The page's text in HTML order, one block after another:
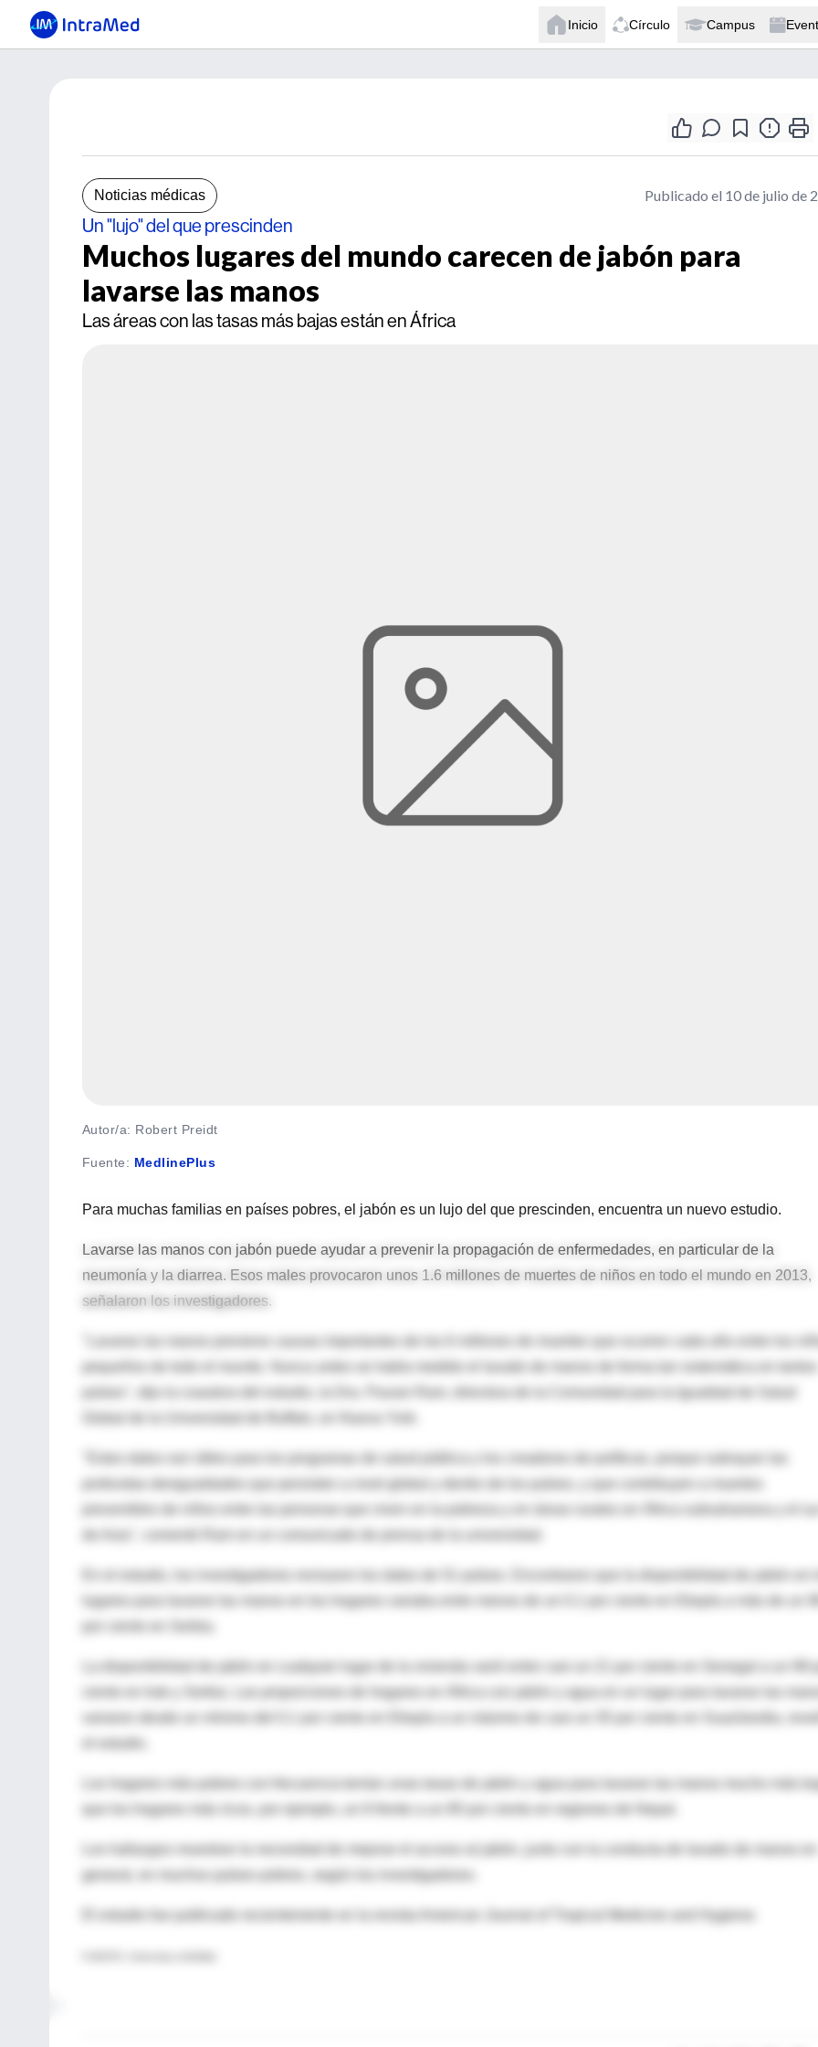
Inicio Círculo Campus
Noticias médicas Publicado el 10 de julio de
Un "lujo" del que prescinden
Muchos lugares del mundo carecen de jabón para
lavarse las manos
Las áreas con las tasas más bajas están en África
Autor/a: Robert Preidt
Fuente: MedlinePlus
Para muchas familias en países pobres, el jabón es un lujo del que prescinden, encuentra un nuevo estudio.
Lavarse las manos con jabón puede ayudar a prevenir la propagación de enfermedades, en particular de la
neumonía y la diarrea. Esos males provocaron unos 1.6 millones de muertes de niños en todo el mundo en 2013,
señalaron los investigadores.
"Lavarse las manos previene causas importantes de los 6 millones de muertes que ocurren cada año entre los
pequeños de todo el mundo. Nunca antes se había medido el lavado de manos de forma tan sistemática en tantos
países", dijo la coautora del estudio, la Dra. Pavani Ram, directora de la Comunidad para la Igualdad de Salud
"Estos datos son útiles para los programas de salud pública y los creadores de políticas, porque subrayan las
profundas desigualdades que persisten a nivel global y dentro de los países, y que contribuyen a muertes
En el estudio, los investigadores revisaron los datos de 51 países. Encontraron que la disponibilidad de jabón en
lugares para lavarse las manos en los hogares variaba entre menos de un 0.1 por ciento en Etiopía a más de un 96
La disponibilidad de jabón en cualquier lugar de la vivienda varió entre casi un 21 por ciento en Senegal a un 99
ciento en Irak y Serbia. Las proporciones de hogares en África con jabón y agua en un lugar para lavarse las
Los hogares más pobres con frecuencia tenían unas tasas de jabón y agua para lavarse las manos mucho más
que los hogares más ricos, por ejemplo, un 6 frente a un 85 por ciento en regiones de Nepal.
Los hallazgos muestran la necesidad de mejorar el acceso al jabón, junto con la conducta de lavado de manos en
general, en muchos países pobres, según los investigadores.
El estudio fue publicado recientemente en la revista American Journal of Tropical Medicine and Hygiene.